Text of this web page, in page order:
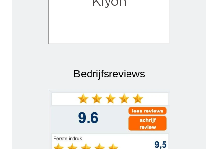
Bedrijfsreviews